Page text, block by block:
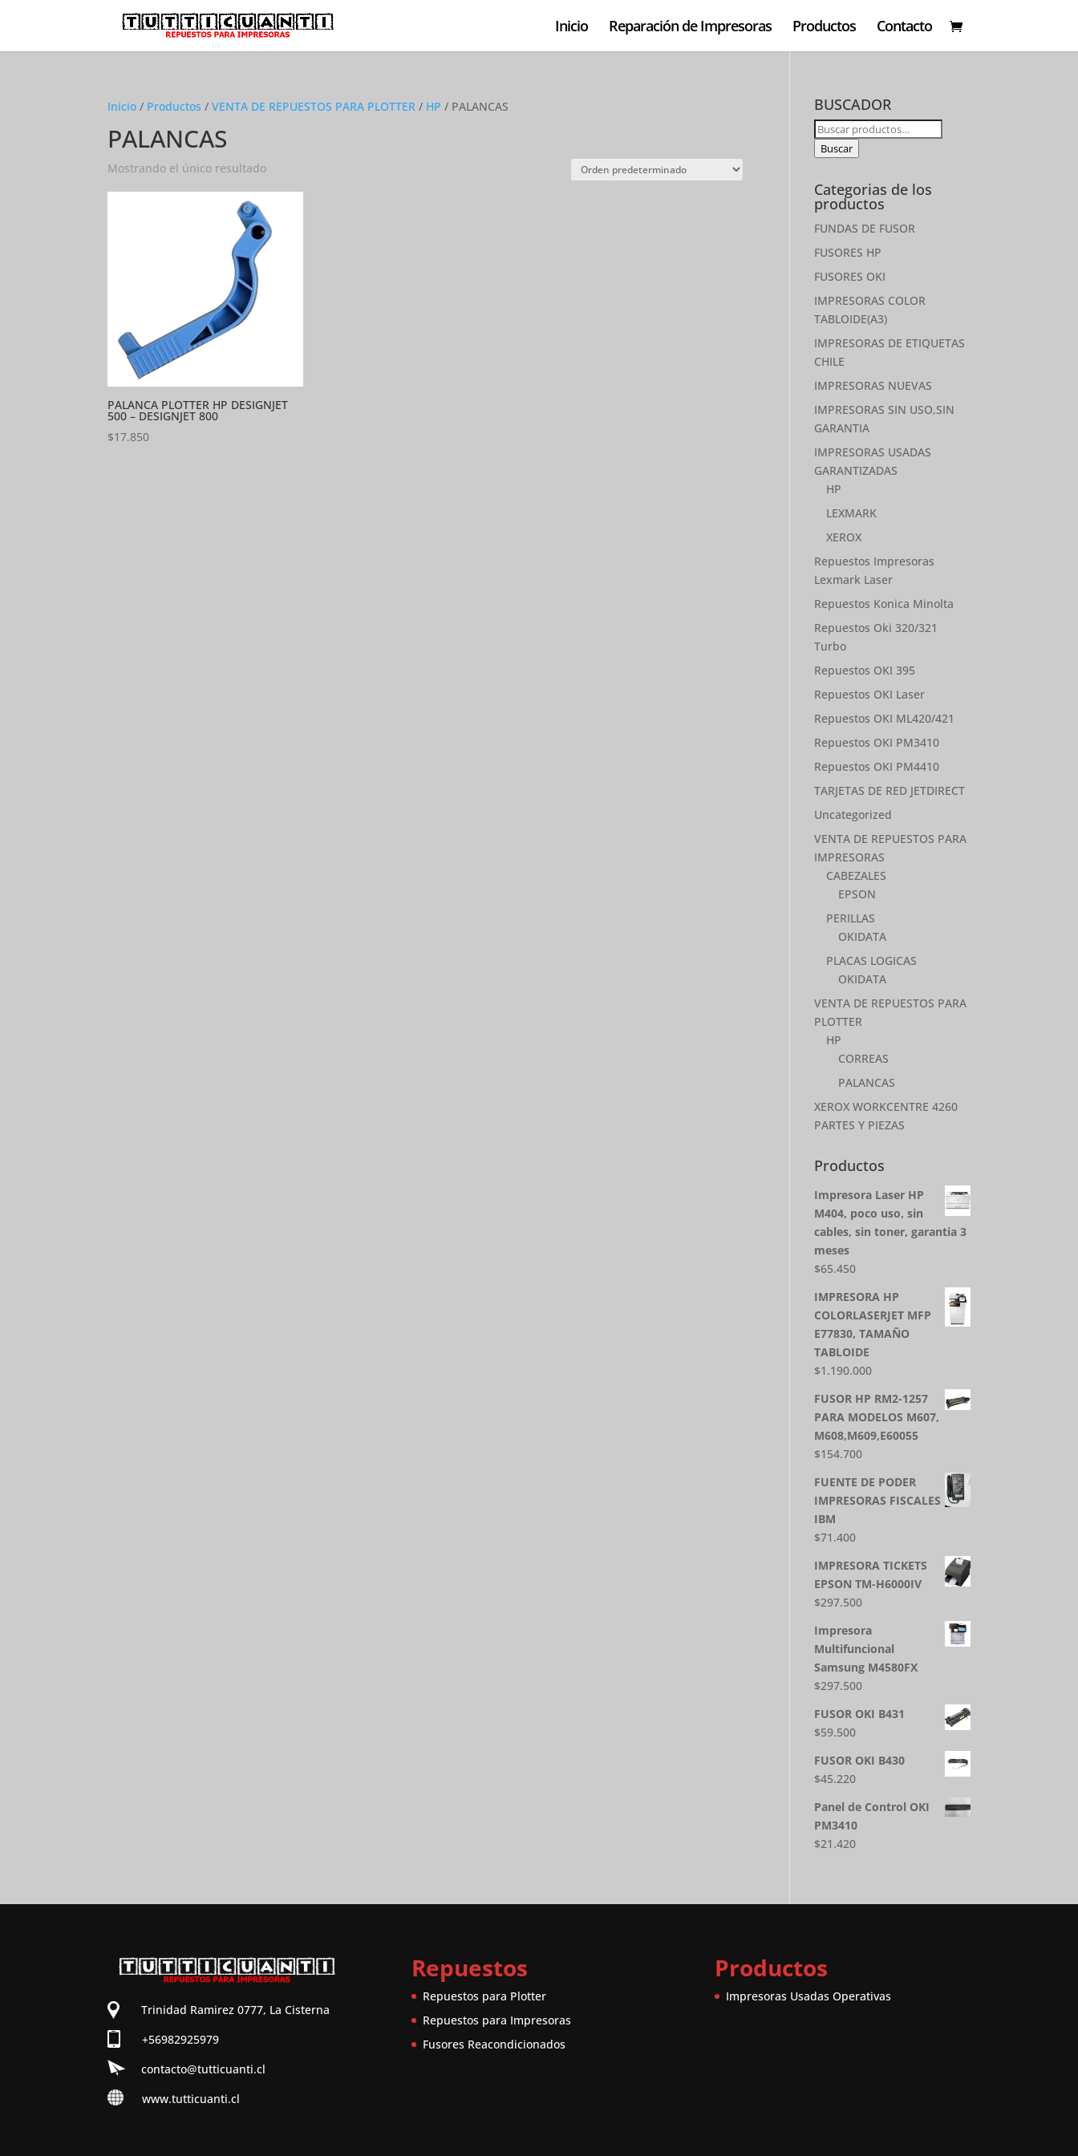
Inicio Reparación de Impresoras Productos Contacto
Inicio / Productos /VENTA DE REPUESTOS PARA PLOTTER / HP / PALANCAS
PALANCAS
Mostrando el único resultado
PALANCA PLOTTER HP DESIGNJET
500 – DESIGNJET 800
$17.850
BUSCADOR
Buscar
por:
Buscar
Categorias de los
productos
FUNDAS DE FUSOR
FUSORES HP
FUSORES OKI
IMPRESORAS COLOR
TABLOIDE(A3)
IMPRESORAS DE ETIQUETAS
CHILE
IMPRESORAS NUEVAS
IMPRESORAS SIN USO,SIN
GARANTIA
IMPRESORAS USADAS
GARANTIZADAS
HP
LEXMARK
XEROX
Repuestos Impresoras
Lexmark Laser
Repuestos Konica Minolta
Repuestos Oki 320/321
Turbo
Repuestos OKI 395
Repuestos OKI Laser
Repuestos OKI ML420/421
Repuestos OKI PM3410
Repuestos OKI PM4410
TARJETAS DE RED JETDIRECT
Uncategorized
VENTA DE REPUESTOS PARA
IMPRESORAS
CABEZALES
EPSON
PERILLAS
OKIDATA
PLACAS LOGICAS
OKIDATA
VENTA DE REPUESTOS PARA
PLOTTER
HP
CORREAS
PALANCAS
XEROX WORKCENTRE 4260
PARTES Y PIEZAS
Productos
Impresora Laser HP
M404, poco uso, sin
cables, sin toner, garantia 3
meses
$65.450
IMPRESORA HP
COLORLASERJET MFP
E77830, TAMAÑO
TABLOIDE
$1.190.000
FUSOR HP RM2-1257
PARA MODELOS M607,
M608,M609,E60055
$154.700
FUENTE DE PODER
IMPRESORAS FISCALES
IBM
$71.400
IMPRESORA TICKETS
EPSON TM-H6000IV
$297.500
Impresora
Multifuncional
Samsung M4580FX
$297.500
FUSOR OKI B431
$59.500
FUSOR OKI B430
$45.220
Panel de Control OKI
PM3410
$21.420
Trinidad Ramirez 0777, La Cisterna
+56982925979
contacto@tutticuanti.cl
www.tutticuanti.cl
Repuestos
Repuestos para Plotter
Repuestos para Impresoras
Fusores Reacondicionados
Productos
Impresoras Usadas Operativas